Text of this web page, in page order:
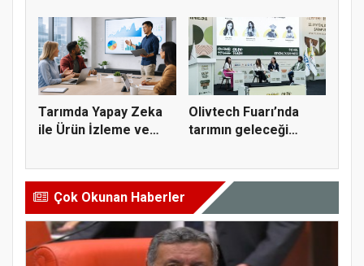
Tarımda Yapay Zeka
ile Ürün İzleme ve
Olivtech Fuarı’nda
tarımın geleceği
Çok Okunan Haberler